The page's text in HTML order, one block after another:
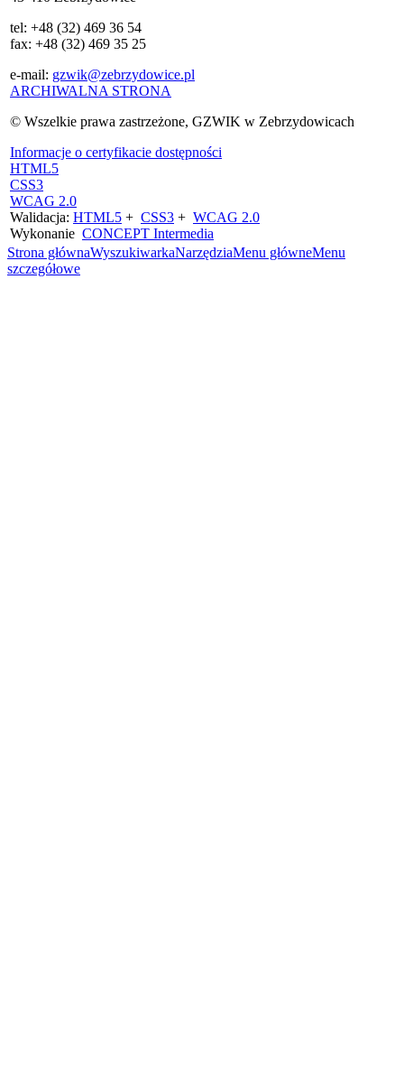
tel: +48 (32) 469 36 54
fax: +48 (32) 469 35 25
e-mail: gzwik@zebrzydowice.pl
ARCHIWALNA STRONA
© Wszelkie prawa zastrzeżone, GZWIK w Zebrzydowicach
Informacje o certyfikacie dostępności
HTML5
CSS3
WCAG 2.0
Walidacja: HTML5 + CSS3 + WCAG 2.0
Wykonanie CONCEPT Intermedia
Strona głównaWyszukiwarkaNarzędziaMenu główneMenu
szczegółowe